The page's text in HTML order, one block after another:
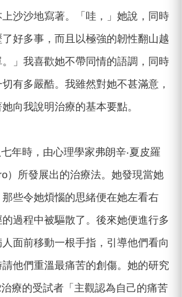
沙沙地寫著。「哇，」她說，同時
好多事，而且以極強的韌性翻山越
」我喜歡她不帶同情的語調，同時
有多嚴酷。我雖然對她不甚滿意，
向我說明治療的基本要點。
年時，由心理學家弗朗辛‧夏皮羅
）所發展出的治療法。她發現當她
些令她煩惱的思緒便在她左看右
過程中被驅散了。後來她便進行多
面前移動一根手指，引導他們看向
他們重溫最痛苦的創傷。她的研究
療的受試者「主觀認為自己的痛苦